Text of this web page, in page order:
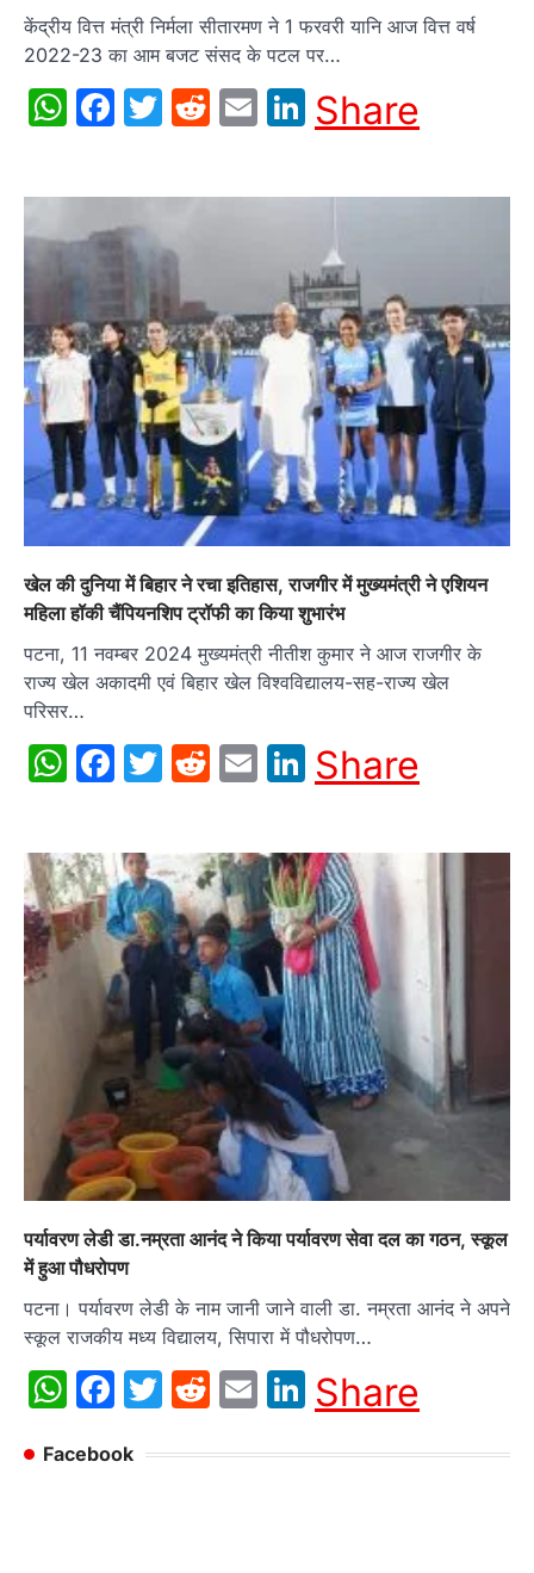
केंद्रीय वित्त मंत्री निर्मला सीतारमण ने 1 फरवरी यानि आज वित्त वर्ष
2022-23 का आम बजट संसद के पटल पर…
WhatsApp
Facebook
Twitter
Reddit
EmailLinkedIn
Share
खेल की दुनिया में बिहार ने रचा इतिहास, राजगीर में मुख्यमंत्री ने एशियन
महिला हॉकी चैंपियनशिप ट्रॉफी का किया शुभारंभ
पटना, 11 नवम्बर 2024 मुख्यमंत्री नीतीश कुमार ने आज राजगीर के
राज्य खेल अकादमी एवं बिहार खेल विश्वविद्यालय-सह-राज्य खेल
परिसर…
WhatsApp
Facebook
Twitter
Reddit
EmailLinkedIn
Share
पर्यावरण लेडी डा.नम्रता आनंद ने किया पर्यावरण सेवा दल का गठन, स्कूल
में हुआ पौधरोपण
पटना। पर्यावरण लेडी के नाम जानी जाने वाली डा. नम्रता आनंद ने अपने
स्कूल राजकीय मध्य विद्यालय, सिपारा में पौधरोपण…
WhatsApp
Facebook
Twitter
Reddit
EmailLinkedIn
Share
Facebook